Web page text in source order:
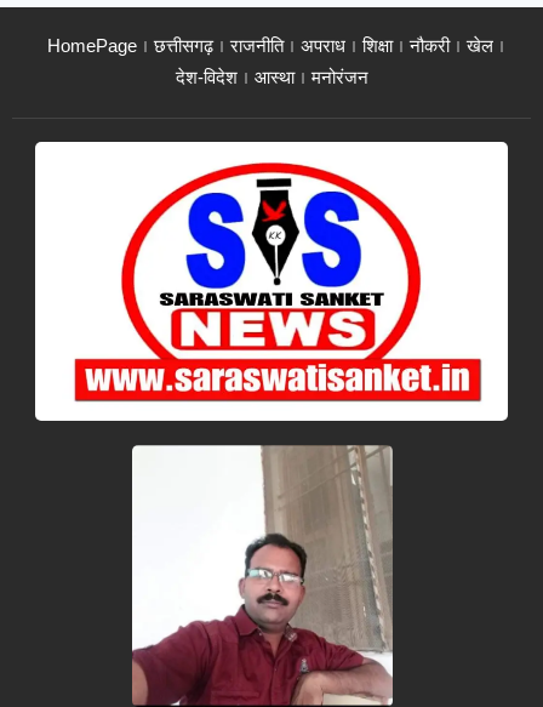
HomePage छत्तीसगढ़ राजनीति अपराध शिक्षा नौकरी
खेल
देश-विदेश
आस्था मनोरंजन